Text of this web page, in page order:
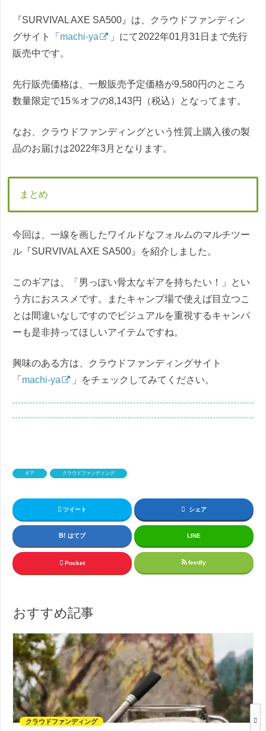
『SURVIVAL AXE SA500』は、クラウドファンディン
グサイト「 machi-ya
」にて2022年01月31日まで先行
販売中です。
先行販売価格は、一般販売予定価格が9,580円のところ
数量限定で15％オフの8,143円（税込）となってます。
なお、クラウドファンディングという性質上購入後の製
品のお届けは2022年3月となります。
まとめ
今回は、一線を画したワイルドなフォルムのマルチツー
ル『SURVIVAL AXE SA500』を紹介しました。
このギアは、「男っぽい骨太なギアを持ちたい！」とい
う方におススメです。またキャンプ場で使えば目立つこ
とは間違いなしですのでビジュアルを重視するキャンパ
ーも是非持ってほしいアイテムですね。
興味のある方は、クラウドファンディングサイト
「 machi-ya 」をチェックしてみてください。
ギア クラウドファンディング
ツイート シェア
はてブ LINE
Pocket feedly
おすすめ記事
クラウドファンディング